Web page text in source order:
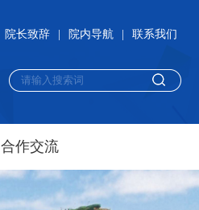
院长致辞 院内导航 联系我们
合作交流